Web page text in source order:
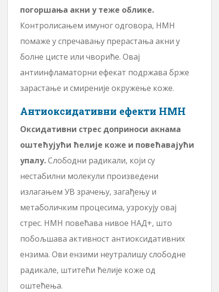
погоршања акни у теже облике.
Контролисањем имуног одговора, НМН
помаже у спречавању прерастања акни у
болне цисте или чвориће. Овај
антиинфламаторни ефекат подржава брже
зарастање и смиреније окружење коже.
Антиоксидативни ефекти НМН
Оксидативни стрес доприноси акнама
оштећујући ћелије коже и повећавајући
упалу.Слободни радикали, који су
нестабилни молекули произведени
излагањем УВ зрачењу, загађењу и
метаболичким процесима, узрокују овај
стрес. НМН повећава нивое НАД+, што
побољшава активност антиоксидативних
ензима. Ови ензими неутралишу слободне
радикале, штитећи ћелије коже од
оштећења.